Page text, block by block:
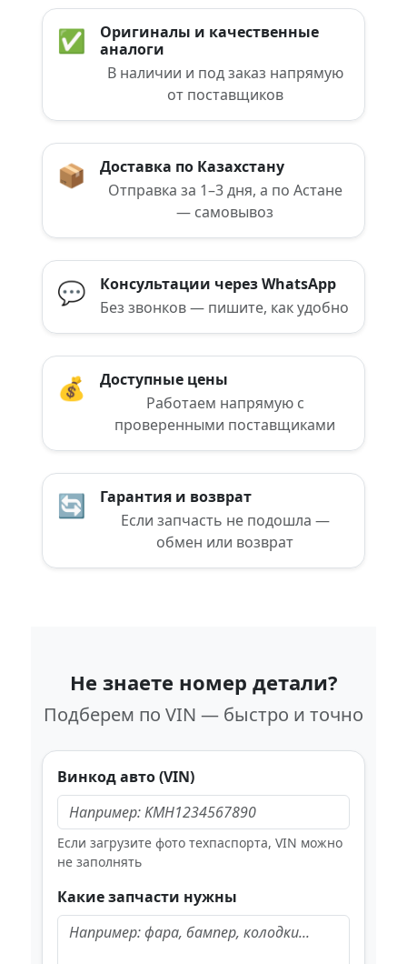
✅
Оригиналы и качественные
аналоги
В наличии и под заказ напрямую
от поставщиков
📦
Доставка по Казахстану
Отправка за 1–3 дня, а по Астане
— самовывоз
💬
Консультации через WhatsApp
Без звонков — пишите, как удобно
💰
Доступные цены
Работаем напрямую с
проверенными поставщиками
🔄
Гарантия и возврат
Если запчасть не подошла —
обмен или возврат
Не знаете номер детали?
Подберем по VIN — быстро и точно
Винкод авто (VIN)
Если загрузите фото техпаспорта, VIN можно
не заполнять
Какие запчасти нужны